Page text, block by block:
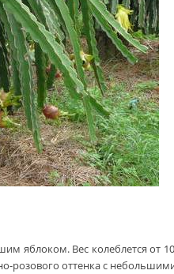
яблоком. Вес колеблется от
розового оттенка с